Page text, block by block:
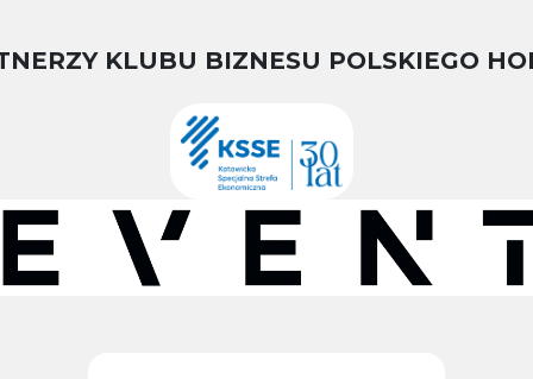
KLUBU BIZNESU POLSKIEGO